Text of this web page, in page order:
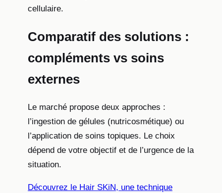
cellulaire.
Comparatif des solutions :
compléments vs soins
externes
Le marché propose deux approches :
l’ingestion de gélules (nutricosmétique) ou
l’application de soins topiques. Le choix
dépend de votre objectif et de l’urgence de la
situation.
Découvrez le Hair SKiN, une technique